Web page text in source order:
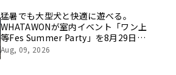
像を公開！
猛暑でも大型犬と快適に遊べる。
WHATAWONが室内イベント「ワン上
等Fes Summer Party」を8月29日開
催
Aug, 09, 2026